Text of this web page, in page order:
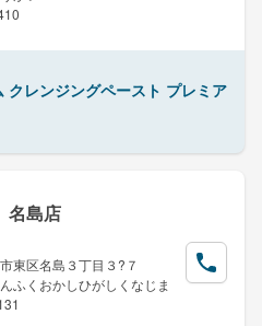
クレンジングペースト プレミア
名島店
東区名島３丁目３?７
ふくおかしひがしくなじま